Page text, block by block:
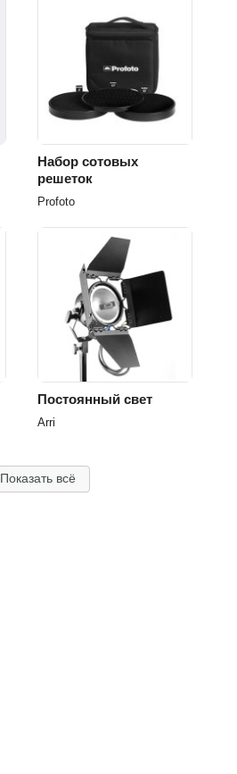
Набор сотовых
решеток
Profoto
Постоянный свет
Arri
Показать всё